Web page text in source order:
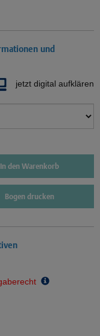
und
jetzt digital aufklären
In den Warenkorb
Bogen drucken